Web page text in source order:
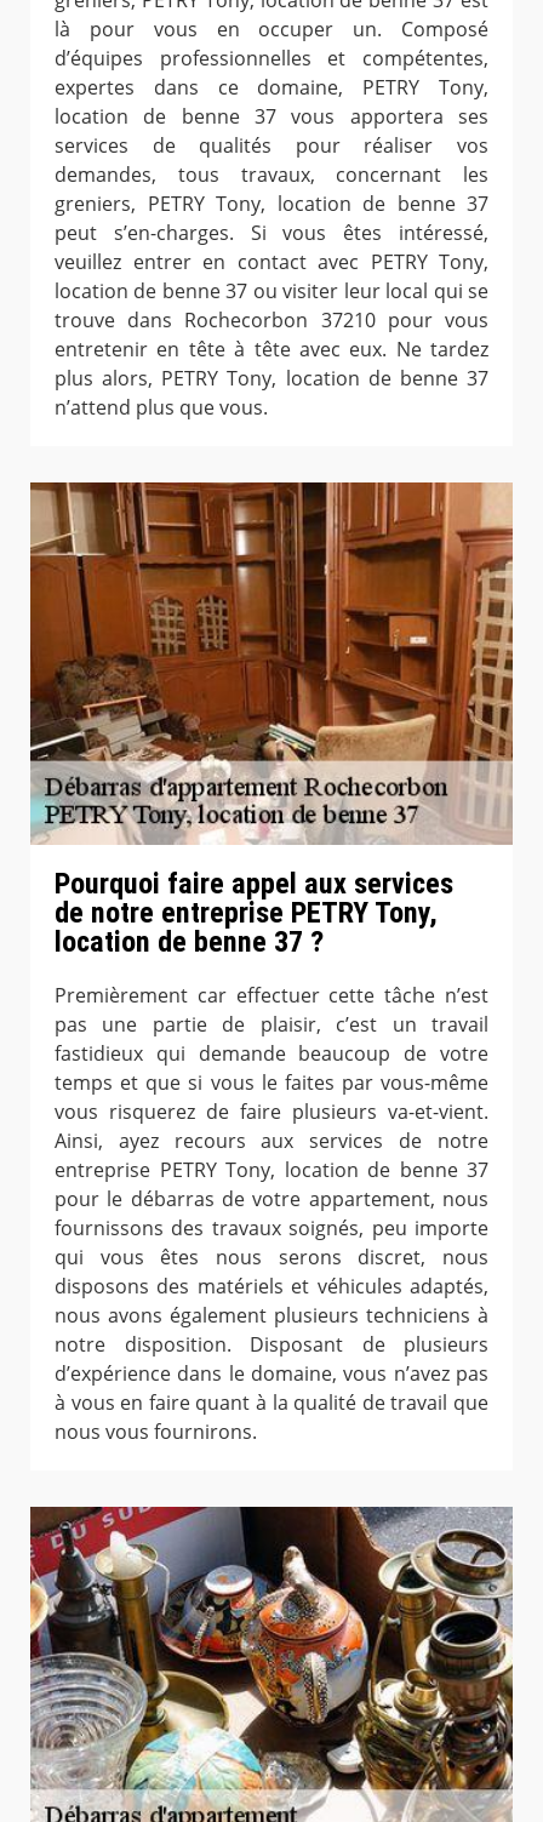
là pour vous en occuper un. Composé
d’équipes professionnelles et compétentes,
expertes dans ce domaine, PETRY Tony,
location de benne 37 vous apportera ses
services de qualités pour réaliser vos
demandes, tous travaux, concernant les
greniers, PETRY Tony, location de benne 37
peut s’en-charges. Si vous êtes intéressé,
veuillez entrer en contact avec PETRY Tony,
location de benne 37 ou visiter leur local qui se
trouve dans Rochecorbon 37210 pour vous
entretenir en tête à tête avec eux. Ne tardez
plus alors, PETRY Tony, location de benne 37
n’attend plus que vous.
Pourquoi faire appel aux services
de notre entreprise PETRY Tony,
location de benne 37 ?
Premièrement car effectuer cette tâche n’est
pas une partie de plaisir, c’est un travail
fastidieux qui demande beaucoup de votre
temps et que si vous le faites par vous-même
vous risquerez de faire plusieurs va-et-vient.
Ainsi, ayez recours aux services de notre
entreprise PETRY Tony, location de benne 37
pour le débarras de votre appartement, nous
fournissons des travaux soignés, peu importe
qui vous êtes nous serons discret, nous
disposons des matériels et véhicules adaptés,
nous avons également plusieurs techniciens à
notre disposition. Disposant de plusieurs
d’expérience dans le domaine, vous n’avez pas
à vous en faire quant à la qualité de travail que
nous vous fournirons.